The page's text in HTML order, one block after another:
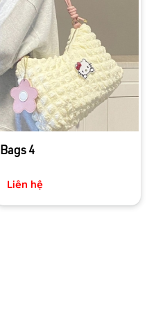
Bags 4
Liên hệ